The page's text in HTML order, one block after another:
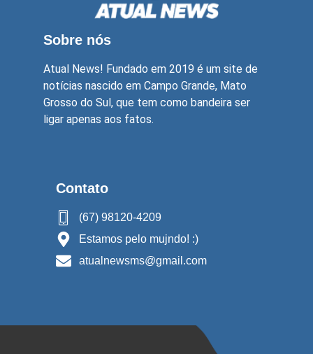
Sobre nós
Atual News! Fundado em 2019 é um site de
notícias nascido em Campo Grande, Mato
Grosso do Sul, que tem como bandeira ser
ligar apenas aos fatos.
Contato
(67) 98120-4209
Estamos pelo mujndo! :)
atualnewsms@gmail.com